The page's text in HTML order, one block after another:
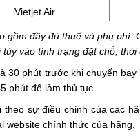
Vietjet Air
gồm đầy đủ thuế và phụ phí.
vào tình trạng đặt chỗ, thời
30 phút trước khi chuyến
phút để làm thủ tục.
sự điều chỉnh của các
website chính thức của hãng.